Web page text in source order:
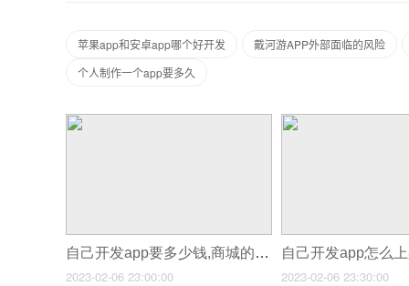
苹果app和安卓app哪个好开发
戴河游APP外部面临的风险
个人制作一个app要多久
自己开发app要多少钱,商城的app开发要多少钱
2023-02-06 23:00:00 2023-02-06 23:30:00